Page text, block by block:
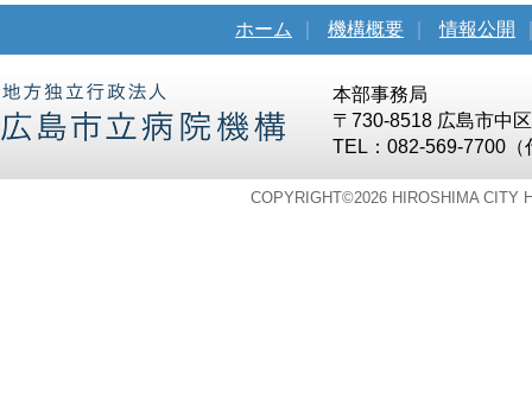
ホーム 機構概要 情報公開
本部事務局
〒730-8518 広島市中
TEL：082-569-7700
COPYRIGHT©2026 HIROSHIMA CITY